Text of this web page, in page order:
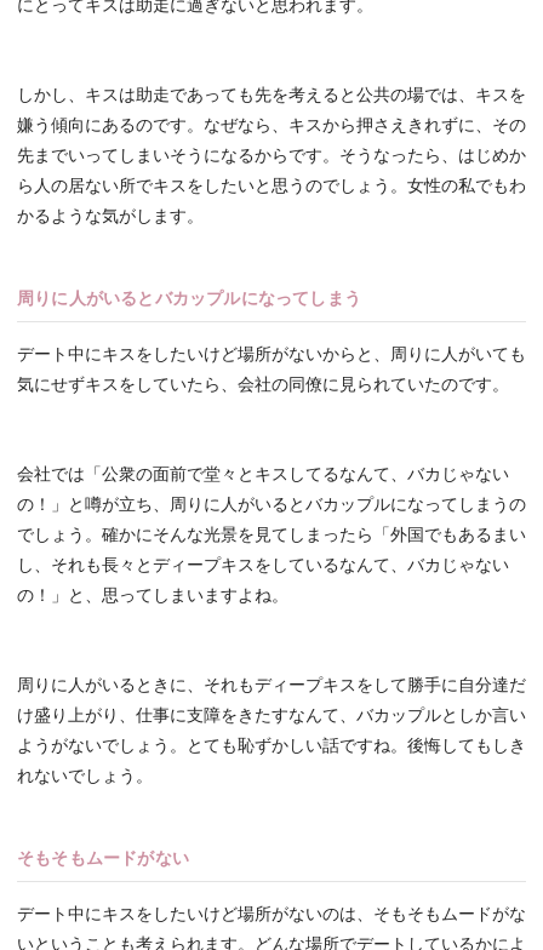
にとってキスは助走に過ぎないと思われます。
しかし、キスは助走であっても先を考えると公共の場では、キスを
嫌う傾向にあるのです。なぜなら、キスから押さえきれずに、その
先までいってしまいそうになるからです。そうなったら、はじめか
ら人の居ない所でキスをしたいと思うのでしょう。女性の私でもわ
かるような気がします。
周りに人がいるとバカップルになってしまう
デート中にキスをしたいけど場所がないからと、周りに人がいても
気にせずキスをしていたら、会社の同僚に見られていたのです。
会社では「公衆の面前で堂々とキスしてるなんて、バカじゃない
の！」と噂が立ち、周りに人がいるとバカップルになってしまうの
でしょう。確かにそんな光景を見てしまったら「外国でもあるまい
し、それも長々とディープキスをしているなんて、バカじゃない
の！」と、思ってしまいますよね。
周りに人がいるときに、それもディープキスをして勝手に自分達だ
け盛り上がり、仕事に支障をきたすなんて、バカップルとしか言い
ようがないでしょう。とても恥ずかしい話ですね。後悔してもしき
れないでしょう。
そもそもムードがない
デート中にキスをしたいけど場所がないのは、そもそもムードがな
いということも考えられます。どんな場所でデートしているかによ